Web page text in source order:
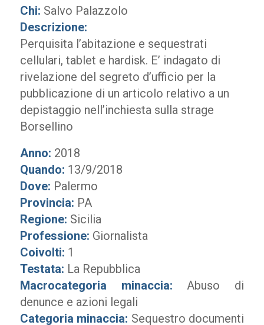
Chi: Salvo Palazzolo
Descrizione:
Perquisita l’abitazione e sequestrati
cellulari, tablet e hardisk. E’ indagato di
rivelazione del segreto d’ufficio per la
pubblicazione di un articolo relativo a un
depistaggio nell’inchiesta sulla strage
Borsellino
Anno: 2018
Quando: 13/9/2018
Dove: Palermo
Provincia: PA
Regione: Sicilia
Professione: Giornalista
Coivolti: 1
Testata: La Repubblica
Macrocategoria minaccia: Abuso di
denunce e azioni legali
Categoria minaccia: Sequestro documenti